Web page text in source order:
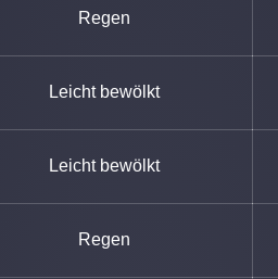
Regen
Leicht bewölkt
Leicht bewölkt
Regen